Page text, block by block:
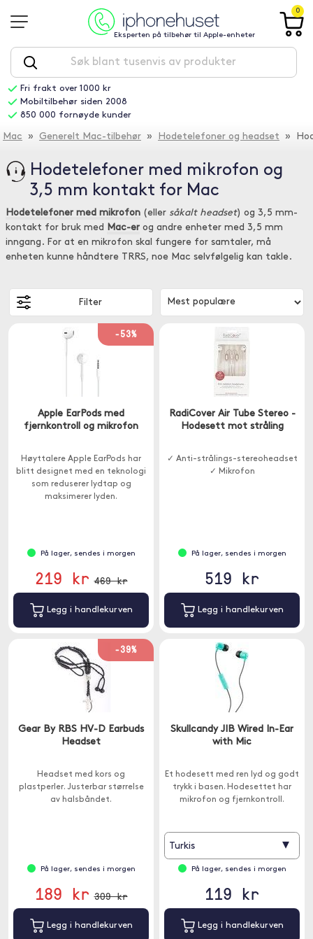
Eksperten på tilbehør til Apple-enheter
0
Fri frakt over 1000 kr
Mobiltilbehør siden 2008
850 000 fornøyde kunder
Mac » Generelt Mac-tilbehør » Hodetelefoner og headset »
Hodetelefoner med mikrofon og
3,5 mm kontakt for Mac
Hodetelefoner med mikrofon (eller såkalt headset) og 3,5 mm-
kontakt for bruk med Mac-er og andre enheter med 3,5 mm
inngang. For at en mikrofon skal fungere for samtaler, må
enheten kunne håndtere TRRS, noe Mac selvfølgelig kan takle.
Filter
-53%
Apple EarPods med
fjernkontroll og mikrofon
Høyttalere Apple EarPods har
blitt designet med en teknologi
som reduserer lydtap og
maksimerer lyden.
På lager, sendes i morgen
219 kr 469 kr
Legg i handlekurven
RadiCover Air Tube Stereo -
Hodesett mot stråling
✓ Anti-strålings-stereoheadset
✓ Mikrofon
På lager, sendes i morgen
519 kr
Legg i handlekurven
-39%
Gear By RBS HV-D Earbuds
Headset
Headset med kors og
plastperler. Justerbar størrelse
av halsbåndet.
På lager, sendes i morgen
189 kr 309 kr
Legg i handlekurven
Skullcandy JIB Wired In-Ear
with Mic
Et hodesett med ren lyd og godt
trykk i basen. Hodesettet har
mikrofon og fjernkontroll.
Turkis ▾
På lager, sendes i morgen
119 kr
Legg i handlekurven